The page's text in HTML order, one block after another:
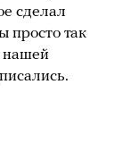
сделал
просто так
нашей